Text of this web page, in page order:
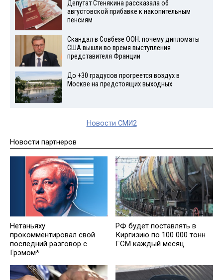
Депутат Стенякина рассказала об
августовской прибавке к накопительным
пенсиям
Скандал в Совбезе ООН: почему дипломаты
США вышли во время выступления
представителя Франции
До +30 градусов прогреется воздух в
Москве на предстоящих выходных
Новости СМИ2
Новости партнеров
Нетаньяху
прокомментировал свой
последний разговор с
Грэмом*
РФ будет поставлять в
Киргизию по 100 000 тонн
ГСМ каждый месяц